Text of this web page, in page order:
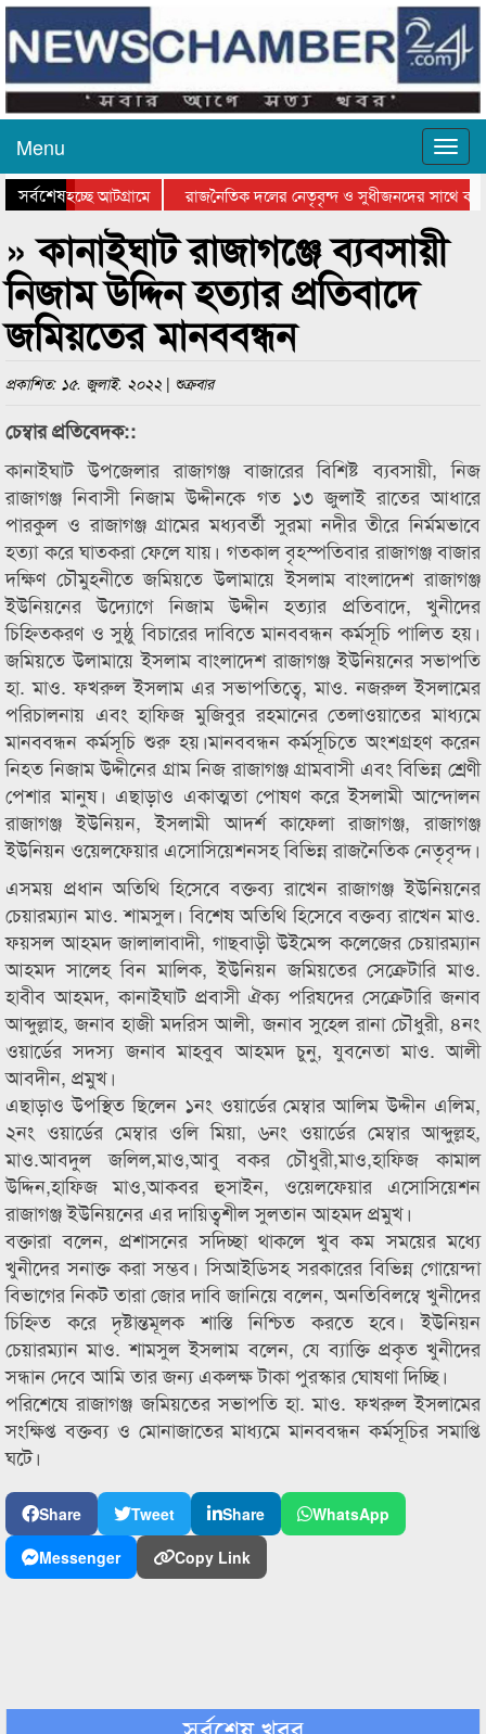
Menu
সর্বশেষহচ্ছে আটগ্রামে
রাজনৈতিক দলের নেতৃবৃন্দ ও সুধীজনদের সাথে
পুরস্কার বিতরণ সম্পন্ন
সিলেটে বাংলাদেশ গ্রুপ থিয়েটার ফেডারেশানের
» কানাইঘাট রাজাগঞ্জে ব্যবসায়ী
নিজাম উদ্দিন হত্যার প্রতিবাদে
জমিয়তের মানববন্ধন
প্রকাশিত: ১৫. জুলাই. ২০২২ | শুক্রবার
চেম্বার প্রতিবেদক::
কানাইঘাট উপজেলার রাজাগঞ্জ বাজারের বিশিষ্ট ব্যবসায়ী, নিজ
রাজাগঞ্জ নিবাসী নিজাম উদ্দীনকে গত ১৩ জুলাই রাতের আধারে
পারকুল ও রাজাগঞ্জ গ্রামের মধ্যবর্তী সুরমা নদীর তীরে নির্মমভাবে
হত্যা করে ঘাতকরা ফেলে যায়। গতকাল বৃহস্পতিবার রাজাগঞ্জ বাজার
দক্ষিণ চৌমুহনীতে জমিয়তে উলামায়ে ইসলাম বাংলাদেশ রাজাগঞ্জ
ইউনিয়নের উদ্যোগে নিজাম উদ্দীন হত্যার প্রতিবাদে, খুনীদের
চিহ্নিতকরণ ও সুষ্ঠু বিচারের দাবিতে মানববন্ধন কর্মসূচি পালিত হয়।
জমিয়তে উলামায়ে ইসলাম বাংলাদেশ রাজাগঞ্জ ইউনিয়নের সভাপতি
হা. মাও. ফখরুল ইসলাম এর সভাপতিত্বে, মাও. নজরুল ইসলামের
পরিচালনায় এবং হাফিজ মুজিবুর রহমানের তেলাওয়াতের মাধ্যমে
মানববন্ধন কর্মসূচি শুরু হয়।মানববন্ধন কর্মসূচিতে অংশগ্রহণ করেন
নিহত নিজাম উদ্দীনের গ্রাম নিজ রাজাগঞ্জ গ্রামবাসী এবং বিভিন্ন শ্রেণী
পেশার মানুষ। এছাড়াও একাত্মতা পোষণ করে ইসলামী আন্দোলন
রাজাগঞ্জ ইউনিয়ন, ইসলামী আদর্শ কাফেলা রাজাগঞ্জ, রাজাগঞ্জ
ইউনিয়ন ওয়েলফেয়ার এসোসিয়েশনসহ বিভিন্ন রাজনৈতিক নেতৃবৃন্দ।
এসময় প্রধান অতিথি হিসেবে বক্তব্য রাখেন রাজাগঞ্জ ইউনিয়নের
চেয়ারম্যান মাও. শামসুল। বিশেষ অতিথি হিসেবে বক্তব্য রাখেন মাও.
ফয়সল আহমদ জালালাবাদী, গাছবাড়ী উইমেন্স কলেজের চেয়ারম্যান
আহমদ সালেহ বিন মালিক, ইউনিয়ন জমিয়তের সেক্রেটারি মাও.
হাবীব আহমদ, কানাইঘাট প্রবাসী ঐক্য পরিষদের সেক্রেটারি জনাব
আব্দুল্লাহ, জনাব হাজী মদরিস আলী, জনাব সুহেল রানা চৌধুরী, ৪নং
ওয়ার্ডের সদস্য জনাব মাহবুব আহমদ চুনু, যুবনেতা মাও. আলী
আবদীন, প্রমুখ।
এছাড়াও উপস্থিত ছিলেন ১নং ওয়ার্ডের মেম্বার আলিম উদ্দীন এলিম,
২নং ওয়ার্ডের মেম্বার ওলি মিয়া, ৬নং ওয়ার্ডের মেম্বার আব্দুল্লহ,
মাও.আবদুল জলিল,মাও,আবু বকর চৌধুরী,মাও,হাফিজ কামাল
উদ্দিন,হাফিজ মাও,আকবর হুসাইন, ওয়েলফেয়ার এসোসিয়েশন
রাজাগঞ্জ ইউনিয়নের এর দায়িত্বশীল সুলতান আহমদ প্রমুখ।
বক্তারা বলেন, প্রশাসনের সদিচ্ছা থাকলে খুব কম সময়ের মধ্যে
খুনীদের সনাক্ত করা সম্ভব। সিআইডিসহ সরকারের বিভিন্ন গোয়েন্দা
বিভাগের নিকট তারা জোর দাবি জানিয়ে বলেন, অনতিবিলম্বে খুনীদের
চিহ্নিত করে দৃষ্টান্তমূলক শাস্তি নিশ্চিত করতে হবে। ইউনিয়ন
চেয়ারম্যান মাও. শামসুল ইসলাম বলেন, যে ব্যাক্তি প্রকৃত খুনীদের
সন্ধান দেবে আমি তার জন্য একলক্ষ টাকা পুরস্কার ঘোষণা দিচ্ছি।
পরিশেষে রাজাগঞ্জ জমিয়তের সভাপতি হা. মাও. ফখরুল ইসলামের
সংক্ষিপ্ত বক্তব্য ও মোনাজাতের মাধ্যমে মানববন্ধন কর্মসূচির সমাপ্তি
ঘটে।
Share Tweet Share
WhatsApp
Messenger
Copy Link